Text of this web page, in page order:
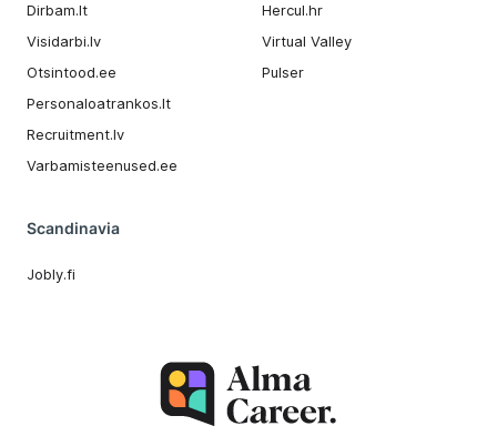
Dirbam.It
Visidarbi.lv
Otsintood.ee
Personaloatrankos.lt
Recruitment.lv
Varbamisteenused.ee
Hercul.hr
Virtual Valley
Pulser
Scandinavia
Jobly.fi